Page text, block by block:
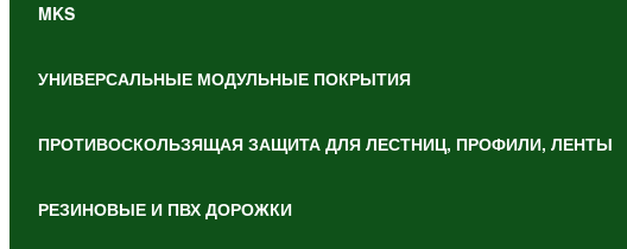
MKS
УНИВЕРСАЛЬНЫЕ МОДУЛЬНЫЕ ПОКРЫТИЯ
ПРОТИВОСКОЛЬЗЯЩАЯ ЗАЩИТА ДЛЯ ЛЕСТНИЦ, ПРОФИЛИ, ЛЕНТЫ
РЕЗИНОВЫЕ И ПВХ ДОРОЖКИ